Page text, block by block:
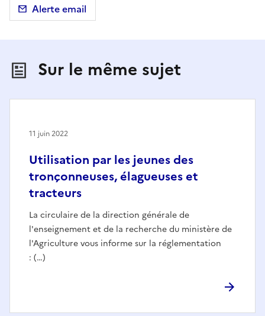
Alerte email
Sur le même sujet
Utilisation par les jeunes des
tronçonneuses, élagueuses et
tracteurs
La circulaire de la direction générale de
l'enseignement et de la recherche du ministère de
l'Agriculture vous informe sur la réglementation
: (…)
11 juin 2022